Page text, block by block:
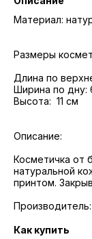
Материал:
Размеры
Длина по
Ширина по дну:
Высота: 11 см
Описание:
Косметичка от
натуральной
принтом.
Как купить